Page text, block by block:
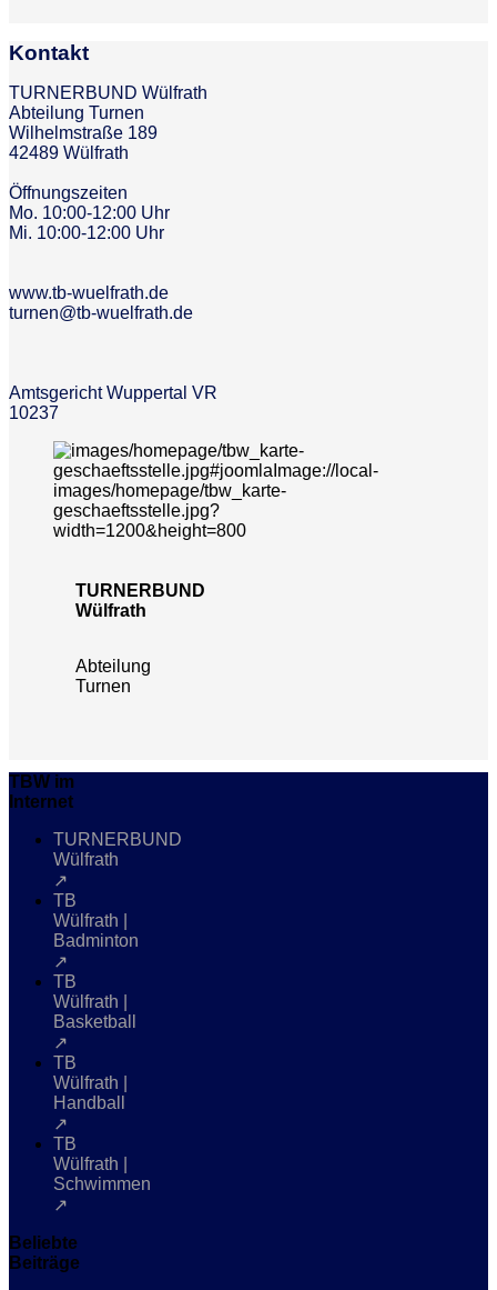
Kontakt
TURNERBUND Wülfrath
Abteilung Turnen
Wilhelmstraße 189
42489 Wülfrath
Öffnungszeiten
Mo. 10:00-12:00 Uhr
Mi. 10:00-12:00 Uhr
www.tb-wuelfrath.de
turnen@tb-wuelfrath.de
Amtsgericht Wuppertal VR
10237
TURNERBUND
Wülfrath
Abteilung
Turnen
TBW im
Internet
TURNERBUND
Wülfrath
↗
TB
Wülfrath |
Badminton
↗
TB
Wülfrath |
Basketball
↗
TB
Wülfrath |
Handball
↗
TB
Wülfrath |
Schwimmen
↗
Beliebte
Beiträge